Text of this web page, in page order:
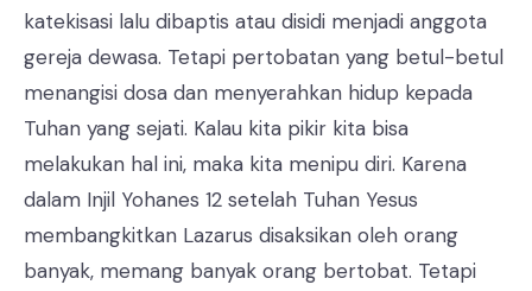
katekisasi lalu dibaptis atau disidi menjadi anggota
gereja dewasa. Tetapi pertobatan yang betul-betul
menangisi dosa dan menyerahkan hidup kepada
Tuhan yang sejati. Kalau kita pikir kita bisa
melakukan hal ini, maka kita menipu diri. Karena
dalam Injil Yohanes 12 setelah Tuhan Yesus
membangkitkan Lazarus disaksikan oleh orang
banyak, memang banyak orang bertobat. Tetapi